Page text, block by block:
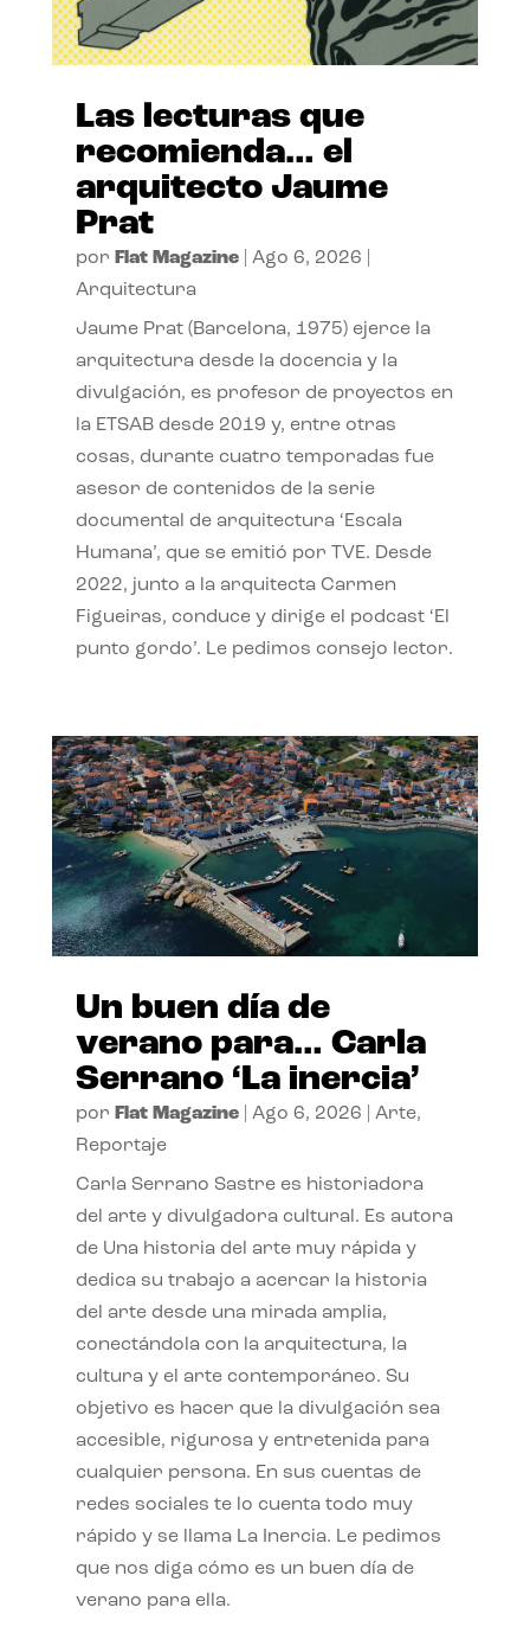
Las lecturas que
recomienda… el
arquitecto Jaume
Prat
por Flat Magazine| Ago 6, 2026
Arquitectura
Jaume Prat (Barcelona, 1975) ejerce la
arquitectura desde la docencia y la
divulgación, es profesor de proyectos en
la ETSAB desde 2019 y, entre otras
cosas, durante cuatro temporadas fue
asesor de contenidos de la serie
documental de arquitectura ‘Escala
Humana’, que se emitió por TVE. Desde
2022, junto a la arquitecta Carmen
Figueiras, conduce y dirige el podcast ‘El
punto gordo’. Le pedimos consejo lector.
Un buen día de
verano para… Carla
Serrano ‘La inercia’
por Flat Magazine| Ago 6, 2026 Arte,
Reportaje
Carla Serrano Sastre es historiadora
del arte y divulgadora cultural. Es autora
de Una historia del arte muy rápida y
dedica su trabajo a acercar la historia
del arte desde una mirada amplia,
conectándola con la arquitectura, la
cultura y el arte contemporáneo. Su
objetivo es hacer que la divulgación sea
accesible, rigurosa y entretenida para
cualquier persona. En sus cuentas de
redes sociales te lo cuenta todo muy
rápido y se llama La Inercia. Le pedimos
que nos diga cómo es un buen día de
verano para ella.